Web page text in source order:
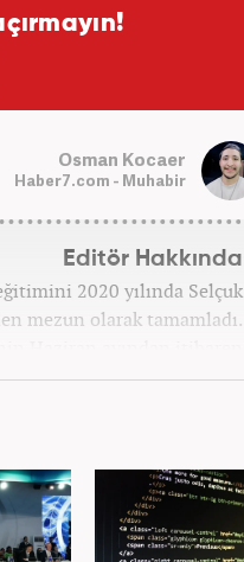
Osman Kocaer
Haber7.com - Muhabir
Editör Hakkında
2020 yılında Selçuk
mezun olarak tamamladı.
Haziran ayından itibaren
devam etmektedir.